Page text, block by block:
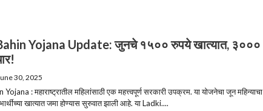
Yojana Update: जुनचे १५०० रुपये खात्यात, ३०००
30, 2025
: महाराष्ट्रातील महिलांसाठी एक महत्त्वपूर्ण सरकारी उपक्रम. या योजनेचा जून महिन्याचा
खात्यात जमा होण्यास सुरुवात झाली आहे. या Ladki....